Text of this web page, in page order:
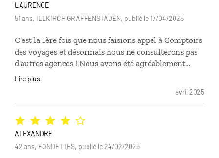
C'est la 1ère fois que nous faisions appel à Comptoirs
des voyages et désormais nous ne consulterons pas
d'autres agences ! Nous avons été agréablement
surpris par la réactivité de notre agent et de sa
gros complexes. Nous recommandons cette agence
les yeux fermés.
Lire plus
avril 2025
LAURENCE
51 ans, ILLKIRCH GRAFFENSTADEN, publié le 17/04/2025
ALEXANDRE
42 ans, FONDETTES, publié le 24/02/2025